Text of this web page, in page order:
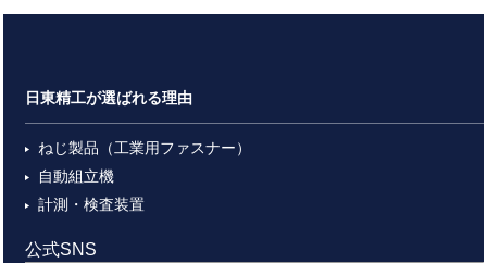
日東精工が選ばれる理由
ねじ製品（工業用ファスナー）
自動組立機
計測・検査装置
公式SNS